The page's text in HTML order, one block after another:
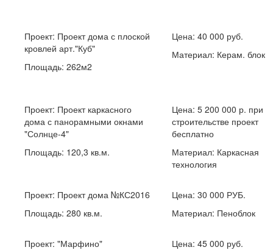
Проект: Проект дома с плоской
кровлей арт."Куб"
Площадь: 262м2
Цена: 40 000 руб.
Материал: Керам. блок
Проект: Проект каркасного
дома с панорамными окнами
"Солнце-4"
Площадь: 120,3 кв.м.
Цена: 5 200 000 р. при
строительстве проект
бесплатно
Материал: Каркасная
технология
Проект: Проект дома №КС2016
Площадь: 280 кв.м.
Цена: 30 000 РУБ.
Материал: Пеноблок
Проект: "Марфино"
Цена: 45 000 руб.